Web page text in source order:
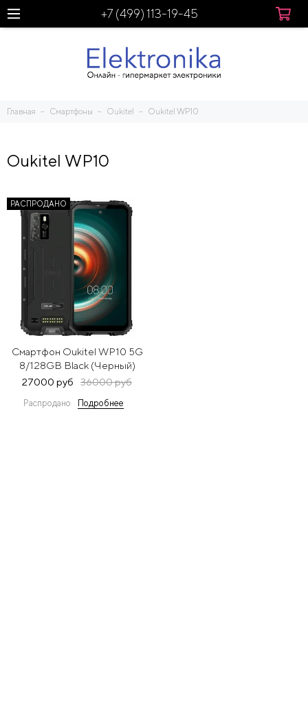
+7 (499) 113-19-45
Главная Смартфоны Oukitel Oukitel WP10
Oukitel WP10
РАСПРОДАНО
Смартфон Oukitel WP10 5G
8/128GB Black (Черный)
27000 руб
36000 руб
Распродано Подробнее